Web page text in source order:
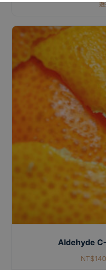
Aldehyde
NT$140